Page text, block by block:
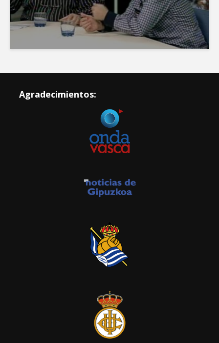
Agradecimientos: